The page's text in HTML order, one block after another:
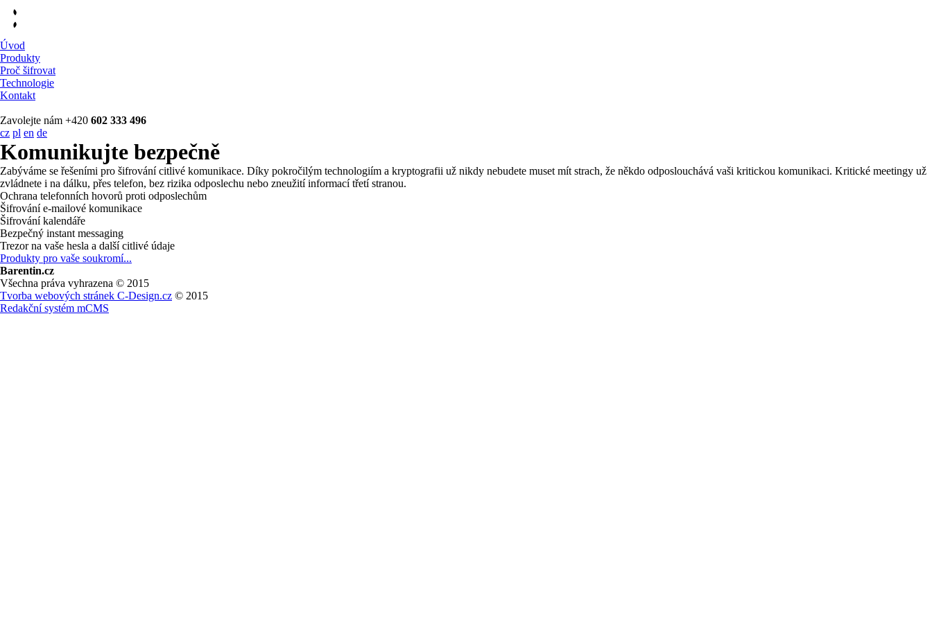
Úvod
Produkty
Proč šifrovat
Technologie
Kontakt
Zavolejte nám +420 602 333 496
cz pl en de
Komunikujte bezpečně
Zabýváme se řešeními pro šifrování citlivé komunikace. Díky pokročilým technologiím a kryptografii už nikdy nebudete muset mít strach, že někdo odposlouchává vaši kritickou komunikaci. Kritické meetingy už
zvládnete i na dálku, přes telefon, bez rizika odposlechu nebo zneužití informací třetí stranou.
Ochrana telefonních hovorů proti odposlechům
Šifrování e-mailové komunikace
Šifrování kalendáře
Bezpečný instant messaging
Trezor na vaše hesla a další citlivé údaje
Produkty pro vaše soukromí...
Barentin.cz
Všechna práva vyhrazena © 2015
Tvorba webových stránek C-Design.cz © 2015
Redakční systém mCMS